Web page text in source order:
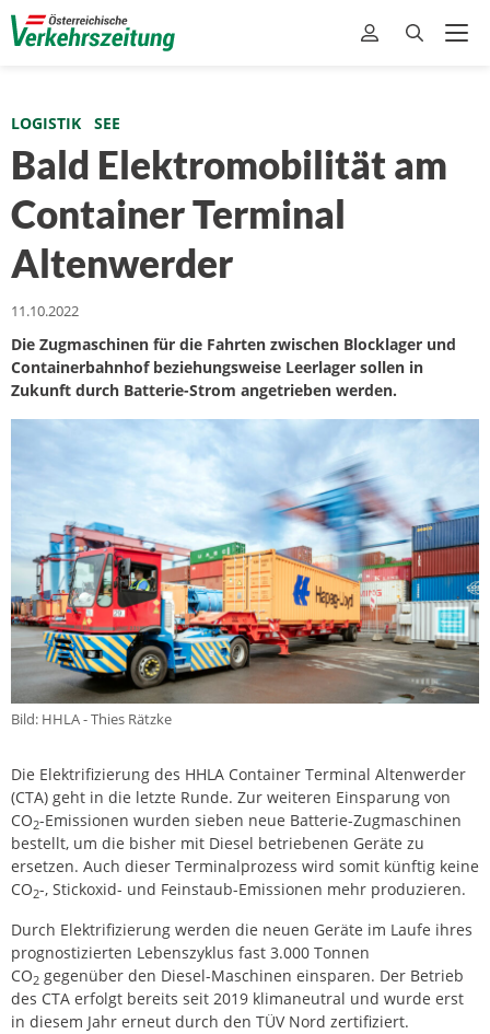
LOGISTIK SEE
Bald Elektromobilität am
Container Terminal
Altenwerder
11.10.2022
Die Zugmaschinen für die Fahrten zwischen Blocklager und
Containerbahnhof beziehungsweise Leerlager sollen in
Zukunft durch Batterie-Strom angetrieben werden.
Bild: HHLA - Thies Rätzke
Die Elektrifizierung des HHLA Container Terminal Altenwerder
(CTA) geht in die letzte Runde. Zur weiteren Einsparung von
CO2-Emissionen wurden sieben neue Batterie-Zugmaschinen
bestellt, um die bisher mit Diesel betriebenen Geräte zu
ersetzen. Auch dieser Terminalprozess wird somit künftig keine
CO2-, Stickoxid- und Feinstaub-Emissionen mehr produzieren.
Durch Elektrifizierung werden die neuen Geräte im Laufe ihres
prognostizierten Lebenszyklus fast 3.000 Tonnen
CO2 gegenüber den Diesel-Maschinen einsparen. Der Betrieb
des CTA erfolgt bereits seit 2019 klimaneutral und wurde erst
in diesem Jahr erneut durch den TÜV Nord zertifiziert.